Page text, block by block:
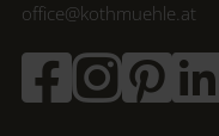
office@kothmuehle.at